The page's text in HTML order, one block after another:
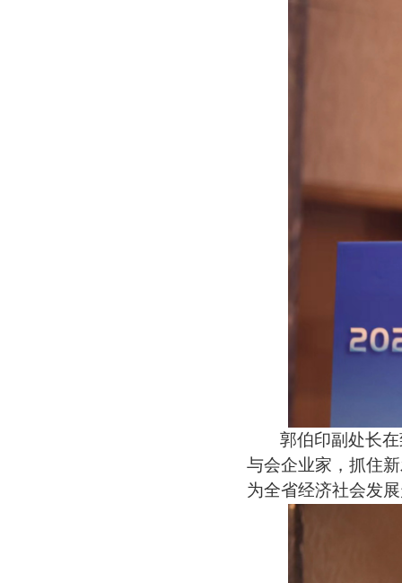
郭伯印副处长
与会企业家，抓住
为全省经济社会发